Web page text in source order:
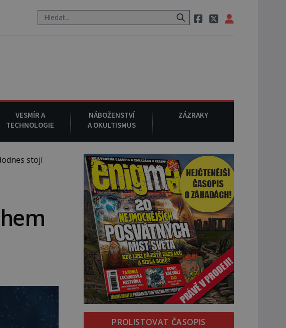
ve své oblíbené restauraci, pak si na ulici zavolá taxi, nasedne do něj a už ho nikdy
VESMÍR A
TECHNOLOGIE
NÁBOŽENSTVÍ
A OKULTISMUS
ZÁZRAKY
stojí
PROLISTOVAT ČASOPIS